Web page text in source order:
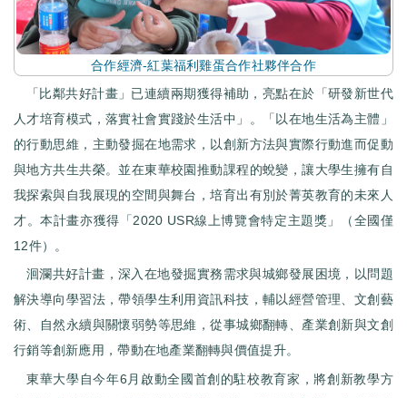
合作經濟-紅葉福利雞蛋合作社夥伴合作
「比鄰共好計畫」已連續兩期獲得補助，亮點在於「研發新世代
人才培育模式，落實社會實踐於生活中」。「以在地生活為主體」
的行動思維，主動發掘在地需求，以創新方法與實際行動進而促動
與地方共生共榮。並在東華校園推動課程的蛻變，讓大學生擁有自
我探索與自我展現的空間與舞台，培育出有別於菁英教育的未來人
才。本計畫亦獲得「2020 USR線上博覽會特定主題獎」（全國僅
12件）。
洄瀾共好計畫，深入在地發掘實務需求與城鄉發展困境，以問題
解決導向學習法，帶領學生利用資訊科技，輔以經營管理、文創藝
術、自然永續與關懷弱勢等思維，從事城鄉翻轉、產業創新與文創
行銷等創新應用，帶動在地產業翻轉與價值提升。
東華大學自今年6月啟動全國首創的駐校教育家，將創新教學方